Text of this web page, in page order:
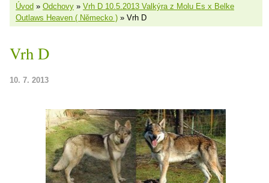
Úvod » Odchovy » Vrh D 10.5.2013 Valkýra z Molu Es x Belke
Outlaws Heaven ( Německo ) » Vrh D
Vrh D
10. 7. 2013